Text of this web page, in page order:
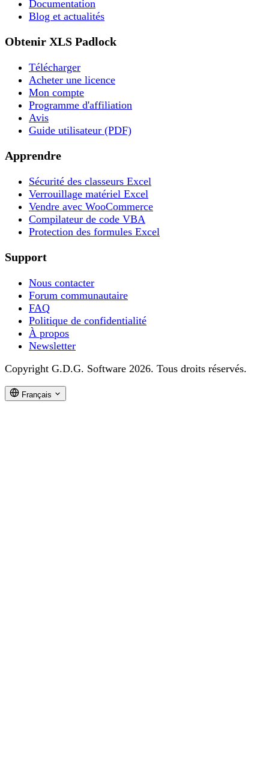
Documentation
Blog et actualités
Obtenir XLS Padlock
Télécharger
Acheter une licence
Mon compte
Programme d'affiliation
Avis
Guide utilisateur (PDF)
Apprendre
Sécurité des classeurs Excel
Verrouillage matériel Excel
Vendre avec WooCommerce
Compilateur de code VBA
Protection des formules Excel
Support
Nous contacter
Forum communautaire
FAQ
Politique de confidentialité
À propos
Newsletter
Copyright G.D.G. Software 2026. Tous droits réservés.
Français